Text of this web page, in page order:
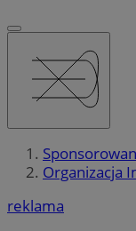
Organizacja
reklama